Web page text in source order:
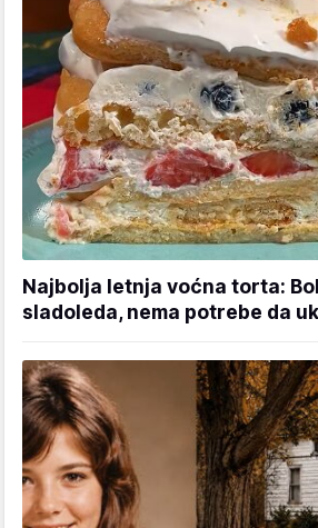
Najbolja letnja voćna torta:
sladoleda, nema potrebe da